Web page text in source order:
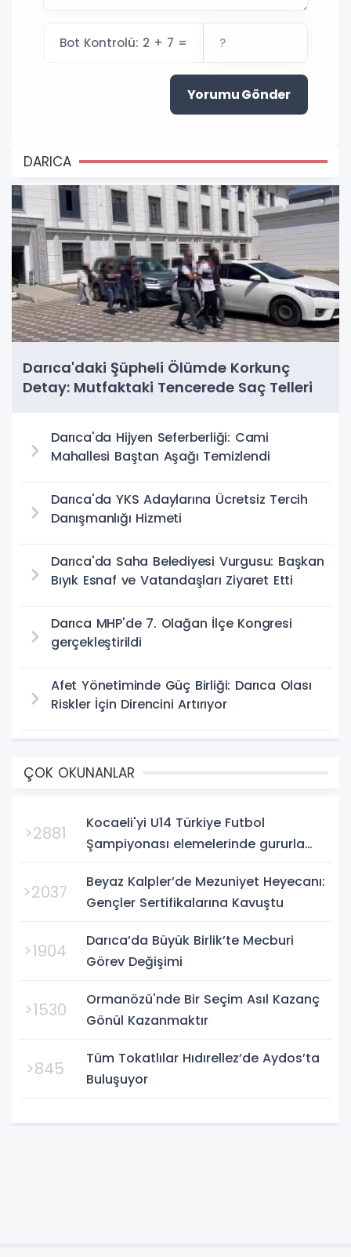
Bot Kontrolü: 2 + 7 =
Yorumu Gönder
DARICA
Darıca'daki Şüpheli Ölümde Korkunç
Detay: Mutfaktaki Tencerede Saç Telleri
Darıca'da Hijyen Seferberliği: Cami
Mahallesi Baştan Aşağı Temizlendi
Darıca'da YKS Adaylarına Ücretsiz Tercih
Danışmanlığı Hizmeti
Darıca'da Saha Belediyesi Vurgusu: Başkan
Bıyık Esnaf ve Vatandaşları Ziyaret Etti
Darıca MHP'de 7. Olağan İlçe Kongresi
gerçekleştirildi
Afet Yönetiminde Güç Birliği: Darıca Olası
Riskler İçin Direncini Artırıyor
ÇOK OKUNANLAR
>2881
Kocaeli'yi U14 Türkiye Futbol
Şampiyonası elemelerinde gururla
Bursa'da oynanan yarı final...
>2037
Beyaz Kalpler’de Mezuniyet Heyecanı:
Gençler Sertifikalarına Kavuştu
>1904
Darıca’da Büyük Birlik’te Mecburi
Görev Değişimi
>1530
Ormanözü'nde Bir Seçim Asıl Kazanç
Gönül Kazanmaktır
>845
Tüm Tokatlılar Hıdırellez’de Aydos’ta
Buluşuyor